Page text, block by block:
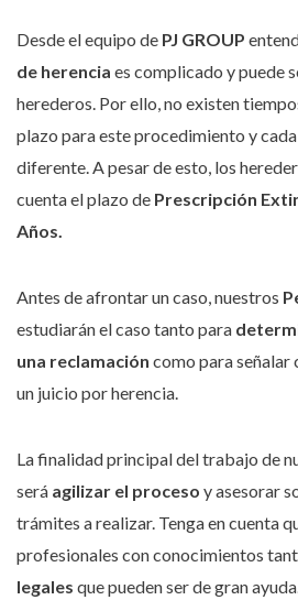
Desde el equipo de PJ GROUP
de herencia es complicado y puede
herederos. Por ello, no existen
plazo para este procedimiento y
diferente. A pesar de esto, los
cuenta el plazo de Prescripción
Años.
Antes de afrontar un caso, nuestros
estudiarán el caso tanto para
una reclamación como para señalar
un juicio por herencia.
La finalidad principal del trabajo de
será agilizar el proceso y asesorar
trámites a realizar. Tenga en cuenta
profesionales con conocimientos
legales que pueden ser de gran